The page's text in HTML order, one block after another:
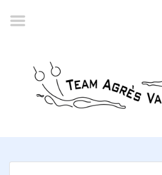
Accueil
Championnat romand
2022
La société